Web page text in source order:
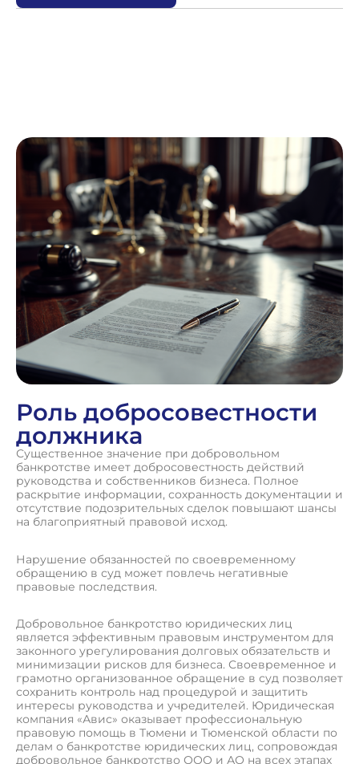
Роль добросовестности
должника
Существенное значение при добровольном
банкротстве имеет добросовестность действий
руководства и собственников бизнеса. Полное
раскрытие информации, сохранность документации и
отсутствие подозрительных сделок повышают шансы
на благоприятный правовой исход.
Нарушение обязанностей по своевременному
обращению в суд может повлечь негативные
правовые последствия.
Добровольное банкротство юридических лиц
является эффективным правовым инструментом для
законного урегулирования долговых обязательств и
минимизации рисков для бизнеса. Своевременное и
грамотно организованное обращение в суд позволяет
сохранить контроль над процедурой и защитить
интересы руководства и учредителей. Юридическая
компания «Авис» оказывает профессиональную
правовую помощь в Тюмени и Тюменской области по
делам о банкротстве юридических лиц, сопровождая
добровольное банкротство ООО и АО на всех этапах